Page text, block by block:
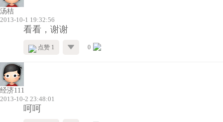
汤桔
2013-10-1 19:32:56
看看，谢谢
点赞 1 0
经济111
2013-10-2 23:48:01
呵呵